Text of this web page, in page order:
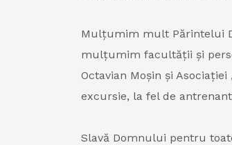
Mulțumim mult Părintelui
mulțumim facultății și
Octavian Moșin și
excursie, la fel de
Slavă Domnului pentru